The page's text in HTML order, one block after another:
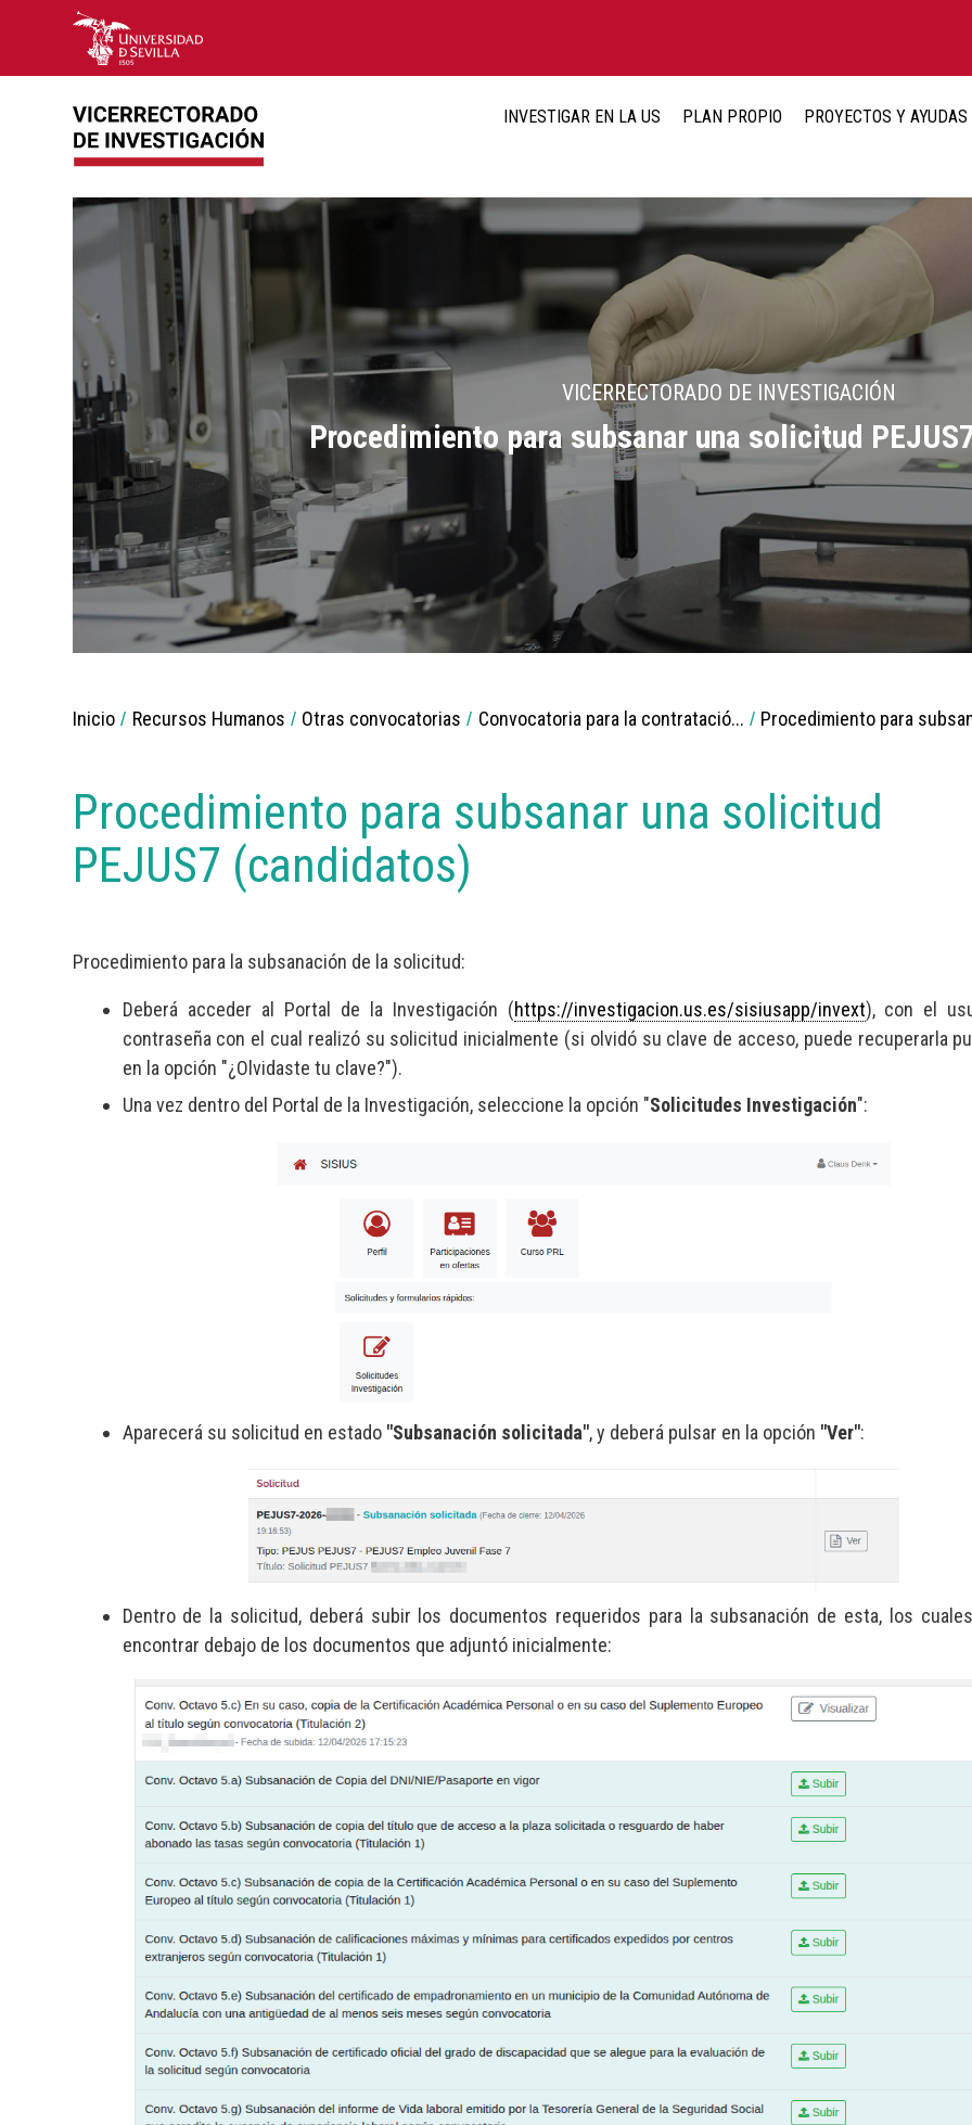
INVESTIGAR EN LA US PLAN PROPIO PROYECTOS Y AYUDAS
VICERRECTORADO DE INVESTIGACIÓN
Procedimiento para subsanar una solicitud
Breadcrumbs
You
Inicio Recursos Humanos Otras convocatorias Convocatoria para la contratació... Procedimiento para
Procedimiento para subsanar una solicitud
PEJUS7 (candidatos)
Procedimiento para la subsanación de la solicitud:
Deberá acceder al Portal de la Investigación (https://investigacion.us.es/sisiusapp/invext), con el
contraseña con el cual realizó su solicitud inicialmente (si olvidó su clave de acceso, puede recuperarla
en la opción "¿Olvidaste tu clave?").
Una vez dentro del Portal de la Investigación, seleccione la opción "Solicitudes Investigación":
Aparecerá su solicitud en estado"Subsanación solicitada", y deberá pulsar en la opción "Ver":
Dentro de la solicitud, deberá subir los documentos requeridos para la subsanación de esta, los
encontrar debajo de los documentos que adjuntó inicialmente: